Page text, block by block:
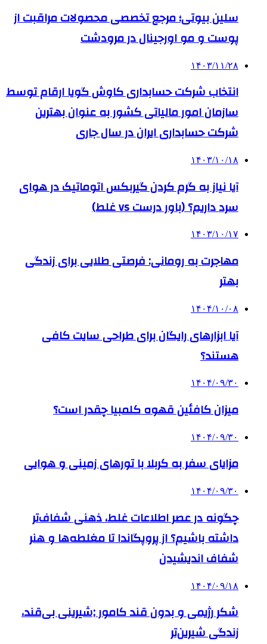
سلین بیوتی؛ مرجع تخصصی محصولات مراقبت از
پوست و مو اورجینال در مرودشت
۱۴۰۳/۱۱/۲۸
انتخاب شرکت حسابداری کاوش گویا ارقام توسط
سازمان امور مالیاتی کشور به عنوان بهترین
شرکت حسابداری ایران در سال جاری
۱۴۰۳/۱۰/۱۸
آیا نیاز به گرم کردن گیربکس اتوماتیک در هوای
سرد داریم؟ (باور درست vs غلط)
۱۴۰۳/۱۰/۱۷
مهاجرت به رومانی: فرصتی طلایی برای زندگی
بهتر
۱۴۰۴/۱۰/۰۸
آیا ابزارهای رایگان برای طراحی سایت کافی
هستند؟
۱۴۰۴/۰۹/۳۰
میزان کافئین قهوه کلمبیا چقدر است؟
۱۴۰۴/۰۹/۳۰
مزایای سفر به کربلا با تورهای زمینی و هوایی
۱۴۰۴/۰۹/۳۰
چگونه در عصر اطلاعات غلط، ذهنی شفاف‌تر
داشته باشیم؟ از پروپگاندا تا مغلطه‌ها و هنر
شفاف اندیشیدن
۱۴۰۴/۰۹/۱۸
شکر رژیمی و بدون قند کامور ;شیرینی بی‌قند،
زندگی شیرین‌تر